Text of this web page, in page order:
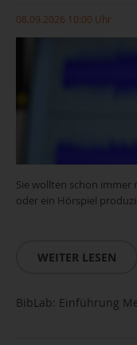
08.09.2026 10:00 Uhr
Sie wollten schon immer
oder ein Hörspiel
WEITER LESEN
BibLab: Einführung